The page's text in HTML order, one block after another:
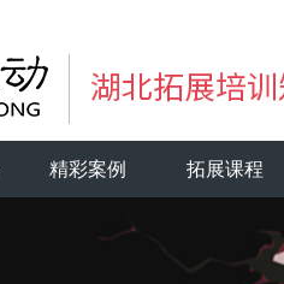
精彩案例 拓展课程